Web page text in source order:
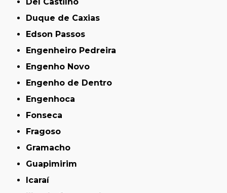
Duque de Caxias
Edson Passos
Engenheiro Pedreira
Engenho Novo
Engenho de Dentro
Engenhoca
Fonseca
Fragoso
Gramacho
Guapimirim
Icaraí